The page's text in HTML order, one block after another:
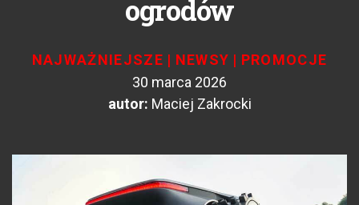
ogrodów
NAJWAŻNIEJSZE | NEWSY | PROMOCJE
30 marca 2026
autor: Maciej Zakrocki